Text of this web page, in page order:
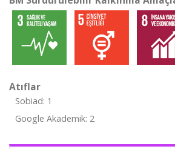
Atıflar
Sobiad: 1
Google Akademik: 2